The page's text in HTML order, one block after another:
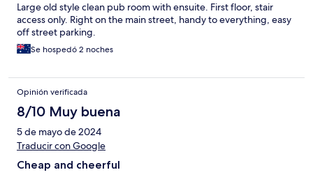
Large old style clean pub room with ensuite. First floor, stair
access only. Right on the main street, handy to everything, easy
off street parking.
Se hospedó 2 noches
Opinión verificada
8/10 Muy buena
5 de mayo de 2024
Traducir con Google
Cheap and cheerful